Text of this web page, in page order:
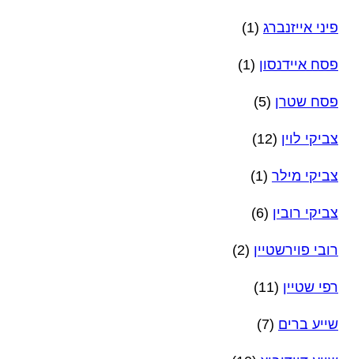
פיני אייזנברג (1)
פסח איידנסון (1)
פסח שטרן (5)
צביקי לוין (12)
צביקי מילר (1)
צביקי רובין (6)
רובי פוירשטיין (2)
רפי שטיין (11)
שייע ברים (7)